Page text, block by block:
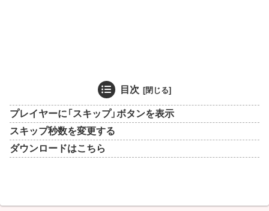
目次
プレイヤーに「スキップ」ボタンを表示
スキップ秒数を変更する
ダウンロードはこちら